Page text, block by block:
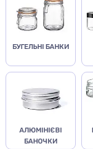
БУГЕЛЬНІ БАНКИ
АЛЮМІНІЄВІ
БАНОЧКИ